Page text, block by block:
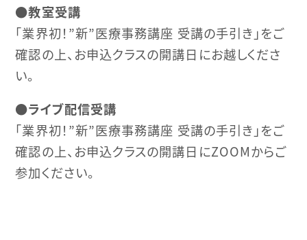
●教室受講
「業界初！”新”医療事務講座 受講の手引き」をご
確認の上、お申込クラスの開講日にお越しくださ
い。
●ライブ配信受講
「業界初！”新”医療事務講座 受講の手引き」をご
確認の上、お申込クラスの開講日にZOOMからご
参加ください。